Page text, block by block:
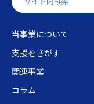
当事業について
支援をさがす
関連事業
コラム